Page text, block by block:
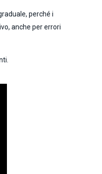
perché i
anche per errori